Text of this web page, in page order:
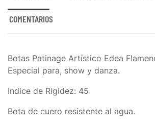
COMENTARIOS
Botas Patinage Artístico Edea
Especial para, show y danza.
Indice de Rigidez: 45
Bota de cuero resistente al agua.